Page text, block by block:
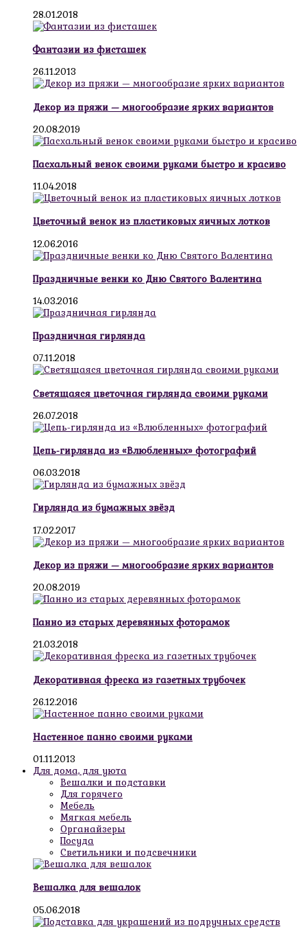
28.01.2018
Фантазии из фисташек
26.11.2013
Декор из пряжи — многообразие ярких вариантов
20.08.2019
Пасхальный венок своими руками быстро и красиво
11.04.2018
Цветочный венок из пластиковых яичных лотков
12.06.2016
Праздничные венки ко Дню Святого Валентина
14.03.2016
Праздничная гирлянда
07.11.2018
Светящаяся цветочная гирлянда своими руками
26.07.2018
Цепь-гирлянда из «Влюбленных» фотографий
06.03.2018
Гирлянда из бумажных звёзд
17.02.2017
Декор из пряжи — многообразие ярких вариантов
20.08.2019
Панно из старых деревянных фоторамок
21.03.2018
Декоративная фреска из газетных трубочек
26.12.2016
Настенное панно своими руками
01.11.2013
Для дома, для уюта
Вешалки и подставки
Для горячего
Мебель
Мягкая мебель
Органайзеры
Посуда
Светильники и подсвечники
Вешалка для вешалок
05.06.2018